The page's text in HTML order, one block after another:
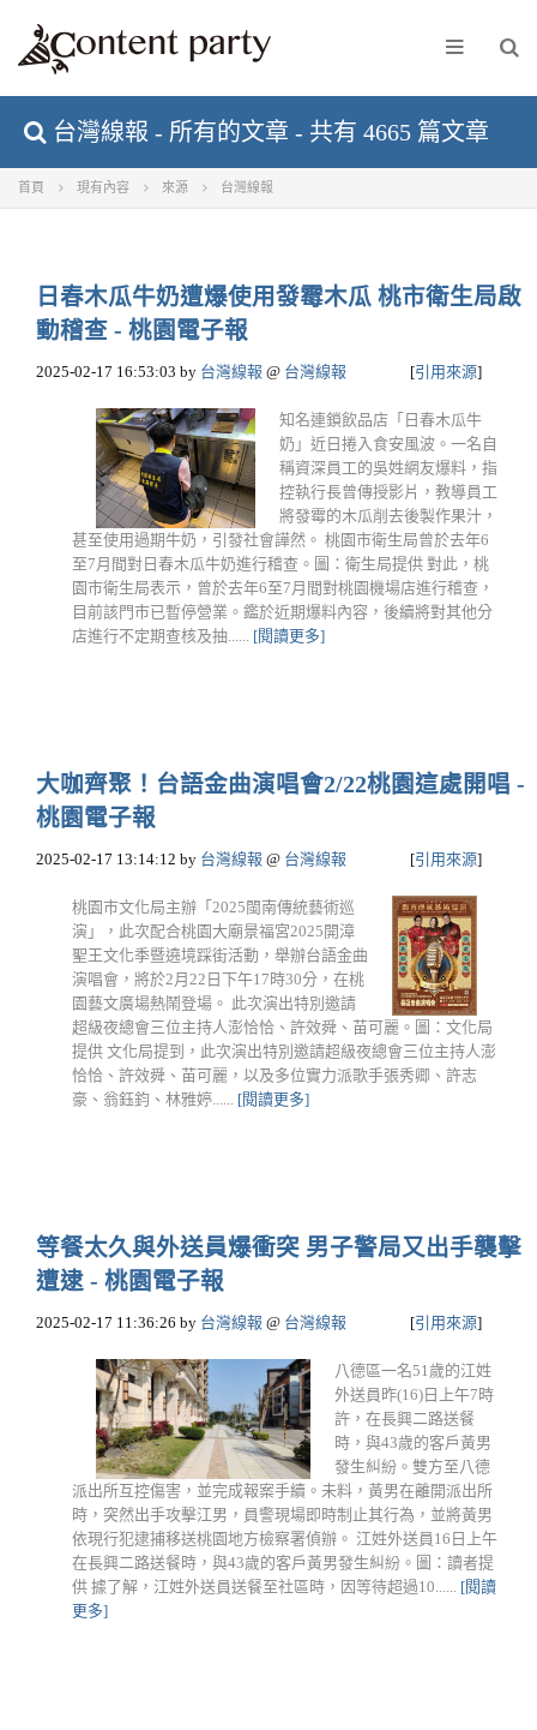
台灣線報 - 所有的文章 - 共有 4665 篇文章
首頁 現有內容 來源 台灣線報
日春木瓜牛奶遭爆使用發霉木瓜 桃市衛生局啟
動稽查 - 桃園電子報
2025-02-17 16:53:03 by 台灣線報 @ 台灣線報 [引用來源]
知名連鎖飲品店「日春木瓜牛
奶」近日捲入食安風波。一名自
稱資深員工的吳姓網友爆料，指
控執行長曾傳授影片，教導員工
將發霉的木瓜削去後製作果汁，
甚至使用過期牛奶，引發社會譁然。 桃園市衛生局曾於去年6
至7月間對日春木瓜牛奶進行稽查。圖：衛生局提供 對此，桃
園市衛生局表示，曾於去年6至7月間對桃園機場店進行稽查，
目前該門市已暫停營業。鑑於近期爆料內容，後續將對其他分
店進行不定期查核及抽...... [閱讀更多]
大咖齊聚！台語金曲演唱會2/22桃園這處開唱 -
桃園電子報
2025-02-17 13:14:12 by 台灣線報 @ 台灣線報 [引用來源]
桃園市文化局主辦「2025閩南傳統藝術巡
演」，此次配合桃園大廟景福宮2025開漳
聖王文化季暨遶境踩街活動，舉辦台語金曲
演唱會，將於2月22日下午17時30分，在桃
園藝文廣場熱鬧登場。 此次演出特別邀請
超級夜總會三位主持人澎恰恰、許效舜、苗可麗。圖：文化局
提供 文化局提到，此次演出特別邀請超級夜總會三位主持人澎
恰恰、許效舜、苗可麗，以及多位實力派歌手張秀卿、許志
豪、翁鈺鈞、林雅婷...... [閱讀更多]
等餐太久與外送員爆衝突 男子警局又出手襲擊
遭逮 - 桃園電子報
2025-02-17 11:36:26 by 台灣線報 @ 台灣線報 [引用來源]
八德區一名51歲的江姓
外送員昨(16)日上午7時
許，在長興二路送餐
時，與43歲的客戶黃男
發生糾紛。雙方至八德
派出所互控傷害，並完成報案手續。未料，黃男在離開派出所
時，突然出手攻擊江男，員警現場即時制止其行為，並將黃男
依現行犯逮捕移送桃園地方檢察署偵辦。 江姓外送員16日上午
在長興二路送餐時，與43歲的客戶黃男發生糾紛。圖：讀者提
供 據了解，江姓外送員送餐至社區時，因等待超過10...... [閱讀
更多]